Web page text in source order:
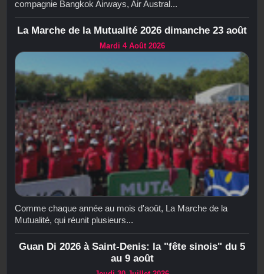
compagnie Bangkok Airways, Air Austral...
La Marche de la Mutualité 2026 dimanche 23 août
Mardi 4 Août 2026
Comme chaque année au mois d'août, La Marche de la
Mutualité, qui réunit plusieurs...
Guan Di 2026 à Saint-Denis: la "fête sinois" du 5
au 9 août